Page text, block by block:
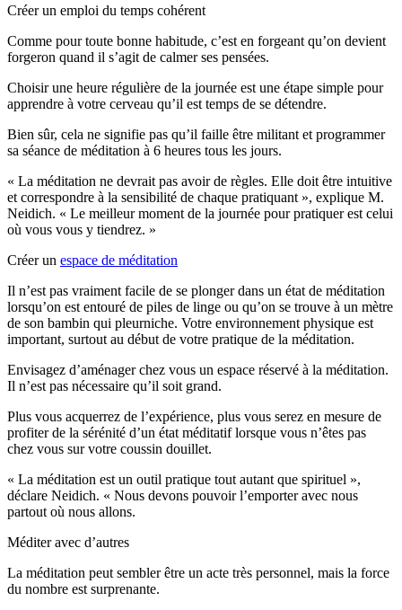
Créer un emploi du temps cohérent
Comme pour toute bonne habitude, c’est en forgeant qu’on devient
forgeron quand il s’agit de calmer ses pensées.
Choisir une heure régulière de la journée est une étape simple pour
apprendre à votre cerveau qu’il est temps de se détendre.
Bien sûr, cela ne signifie pas qu’il faille être militant et programmer
sa séance de méditation à 6 heures tous les jours.
« La méditation ne devrait pas avoir de règles. Elle doit être intuitive
et correspondre à la sensibilité de chaque pratiquant », explique M.
Neidich. « Le meilleur moment de la journée pour pratiquer est celui
où vous vous y tiendrez. »
Créer un espace de méditation
Il n’est pas vraiment facile de se plonger dans un état de méditation
lorsqu’on est entouré de piles de linge ou qu’on se trouve à un mètre
de son bambin qui pleurniche. Votre environnement physique est
important, surtout au début de votre pratique de la méditation.
Envisagez d’aménager chez vous un espace réservé à la méditation.
Il n’est pas nécessaire qu’il soit grand.
Plus vous acquerrez de l’expérience, plus vous serez en mesure de
profiter de la sérénité d’un état méditatif lorsque vous n’êtes pas
chez vous sur votre coussin douillet.
« La méditation est un outil pratique tout autant que spirituel »,
déclare Neidich. « Nous devons pouvoir l’emporter avec nous
partout où nous allons.
Méditer avec d’autres
La méditation peut sembler être un acte très personnel, mais la force
du nombre est surprenante.